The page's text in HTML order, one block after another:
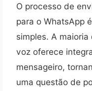
O processo de
para o WhatsApp
simples. A
voz oferece
mensageiro,
uma questão de